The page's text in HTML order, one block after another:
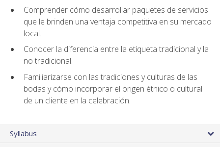
Comprender cómo desarrollar paquetes de servicios
que le brinden una ventaja competitiva en su mercado
local.
Conocer la diferencia entre la etiqueta tradicional y la
no tradicional.
Familiarizarse con las tradiciones y culturas de las
bodas y cómo incorporar el origen étnico o cultural
de un cliente en la celebración.
Syllabus